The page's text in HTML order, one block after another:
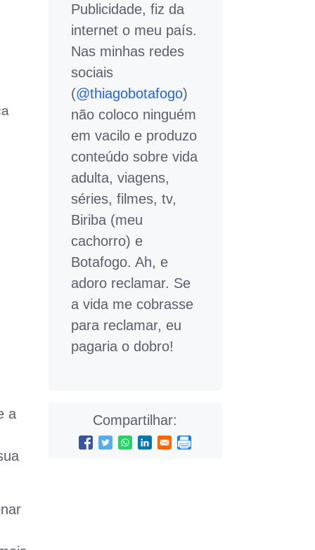
a
Publicidade, fiz da
internet o meu país.
Nas minhas redes
sociais
(@thiagobotafogo)
não coloco ninguém
em vacilo e produzo
conteúdo sobre vida
adulta, viagens,
séries, filmes, tv,
Biriba (meu
cachorro) e
Botafogo. Ah, e
adoro reclamar. Se
a vida me cobrasse
para reclamar, eu
pagaria o dobro!
Compartilhar: